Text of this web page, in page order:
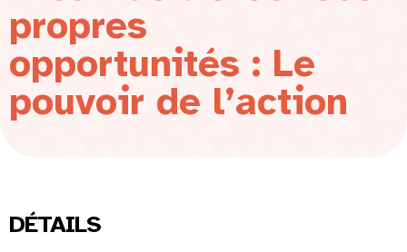
propres
opportunités : Le
pouvoir de l’action
DÉTAILS